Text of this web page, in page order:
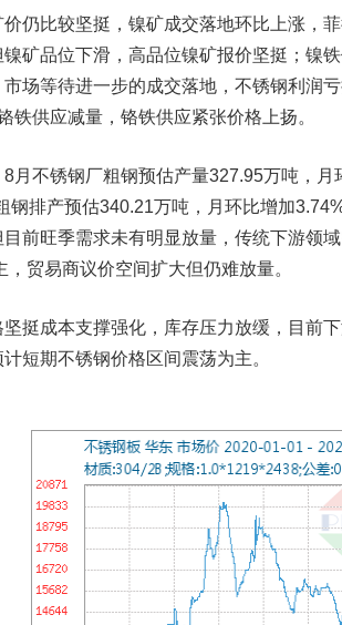
比较坚挺，镍矿成交落地环比上涨，菲
矿品位下滑，高品位镍矿报价坚挺；镍
场等待进一步的成交落地，不锈钢利润
铁供应减量，铬铁供应紧张价格上扬。
不锈钢厂粗钢预估产量327.95万吨，月
钢排产预估340.21万吨，月环比增加
前旺季需求未有明显放量，传统下游领
，贸易商议价空间扩大但仍难放量。
成本支撑强化，库存压力放缓，目前下
短期不锈钢价格区间震荡为主。